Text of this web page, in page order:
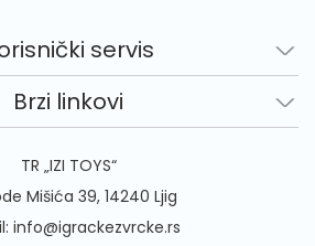
servis
Brzi linkovi
TR „IZI TOYS“
Mišića 39, 14240 Ljig
info@igrackezvrcke.rs